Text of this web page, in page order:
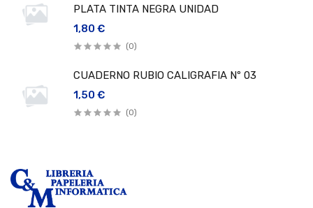
PLATA TINTA NEGRA UNIDAD
1,80 €
(0)
CUADERNO RUBIO CALIGRAFIA Nº 03
1,50 €
(0)